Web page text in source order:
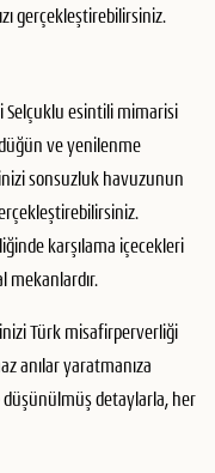
gerçekleştirebilirsiniz.
esintili mimarisi
ve yenilenme
sonsuzluk havuzunun
karşılama içecekleri
mekanlardır.
Türk misafirperverliği
anılar yaratmanıza
düşünülmüş detaylarla, her